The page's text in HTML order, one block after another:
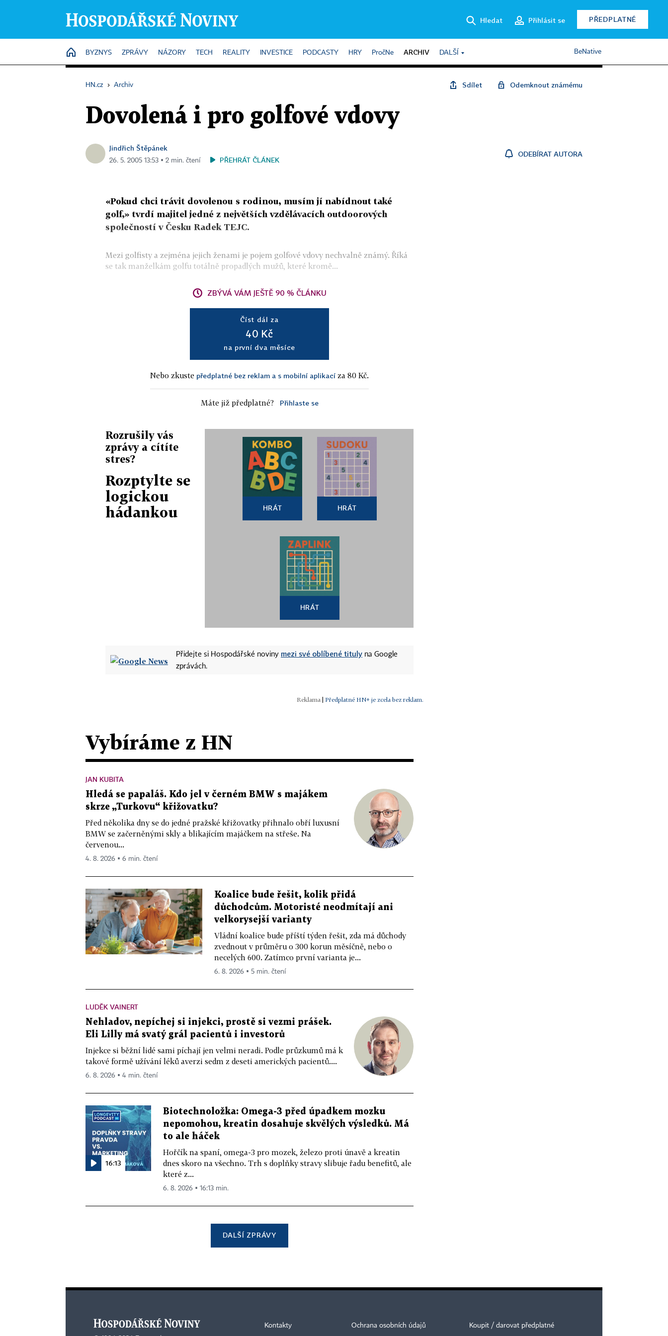
Hledat Přihlásit se PŘEDPLATNÉ
HOME
BYZNYS ZPRÁVY NÁZORY TECH REALITY INVESTICE PODCASTY HRY PročNe ARCHIV DALŠÍ BeNative
HN.cz › Archiv Sdílet Odemknout známému
Dovolená i pro golfové vdovy
Jindřich Štěpánek
26. 5. 2005 13:53 ▪ 2 min. čtení PŘEHRÁT ČLÁNEK
ODEBÍRAT AUTORA
«Pokud chci trávit dovolenou s rodinou, musím jí nabídnout také
golf,» tvrdí majitel jedné z největších vzdělávacích outdoorových
společností v Česku Radek TEJC.
Mezi golfisty a zejména jejich ženami je pojem golfové vdovy nechvalně známý. Říká
se tak manželkám golfu totálně propadlých mužů, které kromě...
ZBÝVÁ VÁM JEŠTĚ 90 % ČLÁNKU
Číst dál za
40 Kč
na první dva měsíce
Nebo zkuste předplatné bez reklam a s mobilní aplikací za 80 Kč.
Máte již předplatné? Přihlaste se
Rozrušily vás
zprávy a cítíte
stres?
Rozptylte se
logickou
hádankou
HRÁT HRÁT
HRÁT
Přidejte si Hospodářské noviny mezi své oblíbené tituly na Google
zprávách.
Předplatné HN+ je zcela bez reklam.
Vybíráme z HN
JAN KUBITA
Hledá se papaláš. Kdo jel v černém BMW s majákem
skrze „Turkovu“ křižovatku?
Před několika dny se do jedné pražské křižovatky přihnalo obří luxusní
BMW se začerněnými skly a blikajícím majáčkem na střeše. Na
červenou...
4. 8. 2026 ▪ 6 min. čtení
Koalice bude řešit, kolik přidá
důchodcům. Motoristé neodmítají ani
velkorysejší varianty
Vládní koalice bude příští týden řešit, zda má důchody
zvednout v průměru o 300 korun měsíčně, nebo o
necelých 600. Zatímco první varianta je...
6. 8. 2026 ▪ 5 min. čtení
LUDĚK VAINERT
Nehladov, nepíchej si injekci, prostě si vezmi prášek.
Eli Lilly má svatý grál pacientů i investorů
Injekce si běžní lidé sami píchají jen velmi neradi. Podle průzkumů má k
takové formě užívání léků averzi sedm z deseti amerických pacientů....
6. 8. 2026 ▪ 4 min. čtení
16:13
Biotechnoložka: Omega-3 před úpadkem mozku
nepomohou, kreatin dosahuje skvělých výsledků. Má
to ale háček
Hořčík na spaní, omega-3 pro mozek, železo proti únavě a kreatin
dnes skoro na všechno. Trh s doplňky stravy slibuje řadu benefitů, ale
které z...
6. 8. 2026 ▪ 16:13 min.
DALŠÍ ZPRÁVY
Kontakty Ochrana osobních údajů Koupit / darovat předplatné